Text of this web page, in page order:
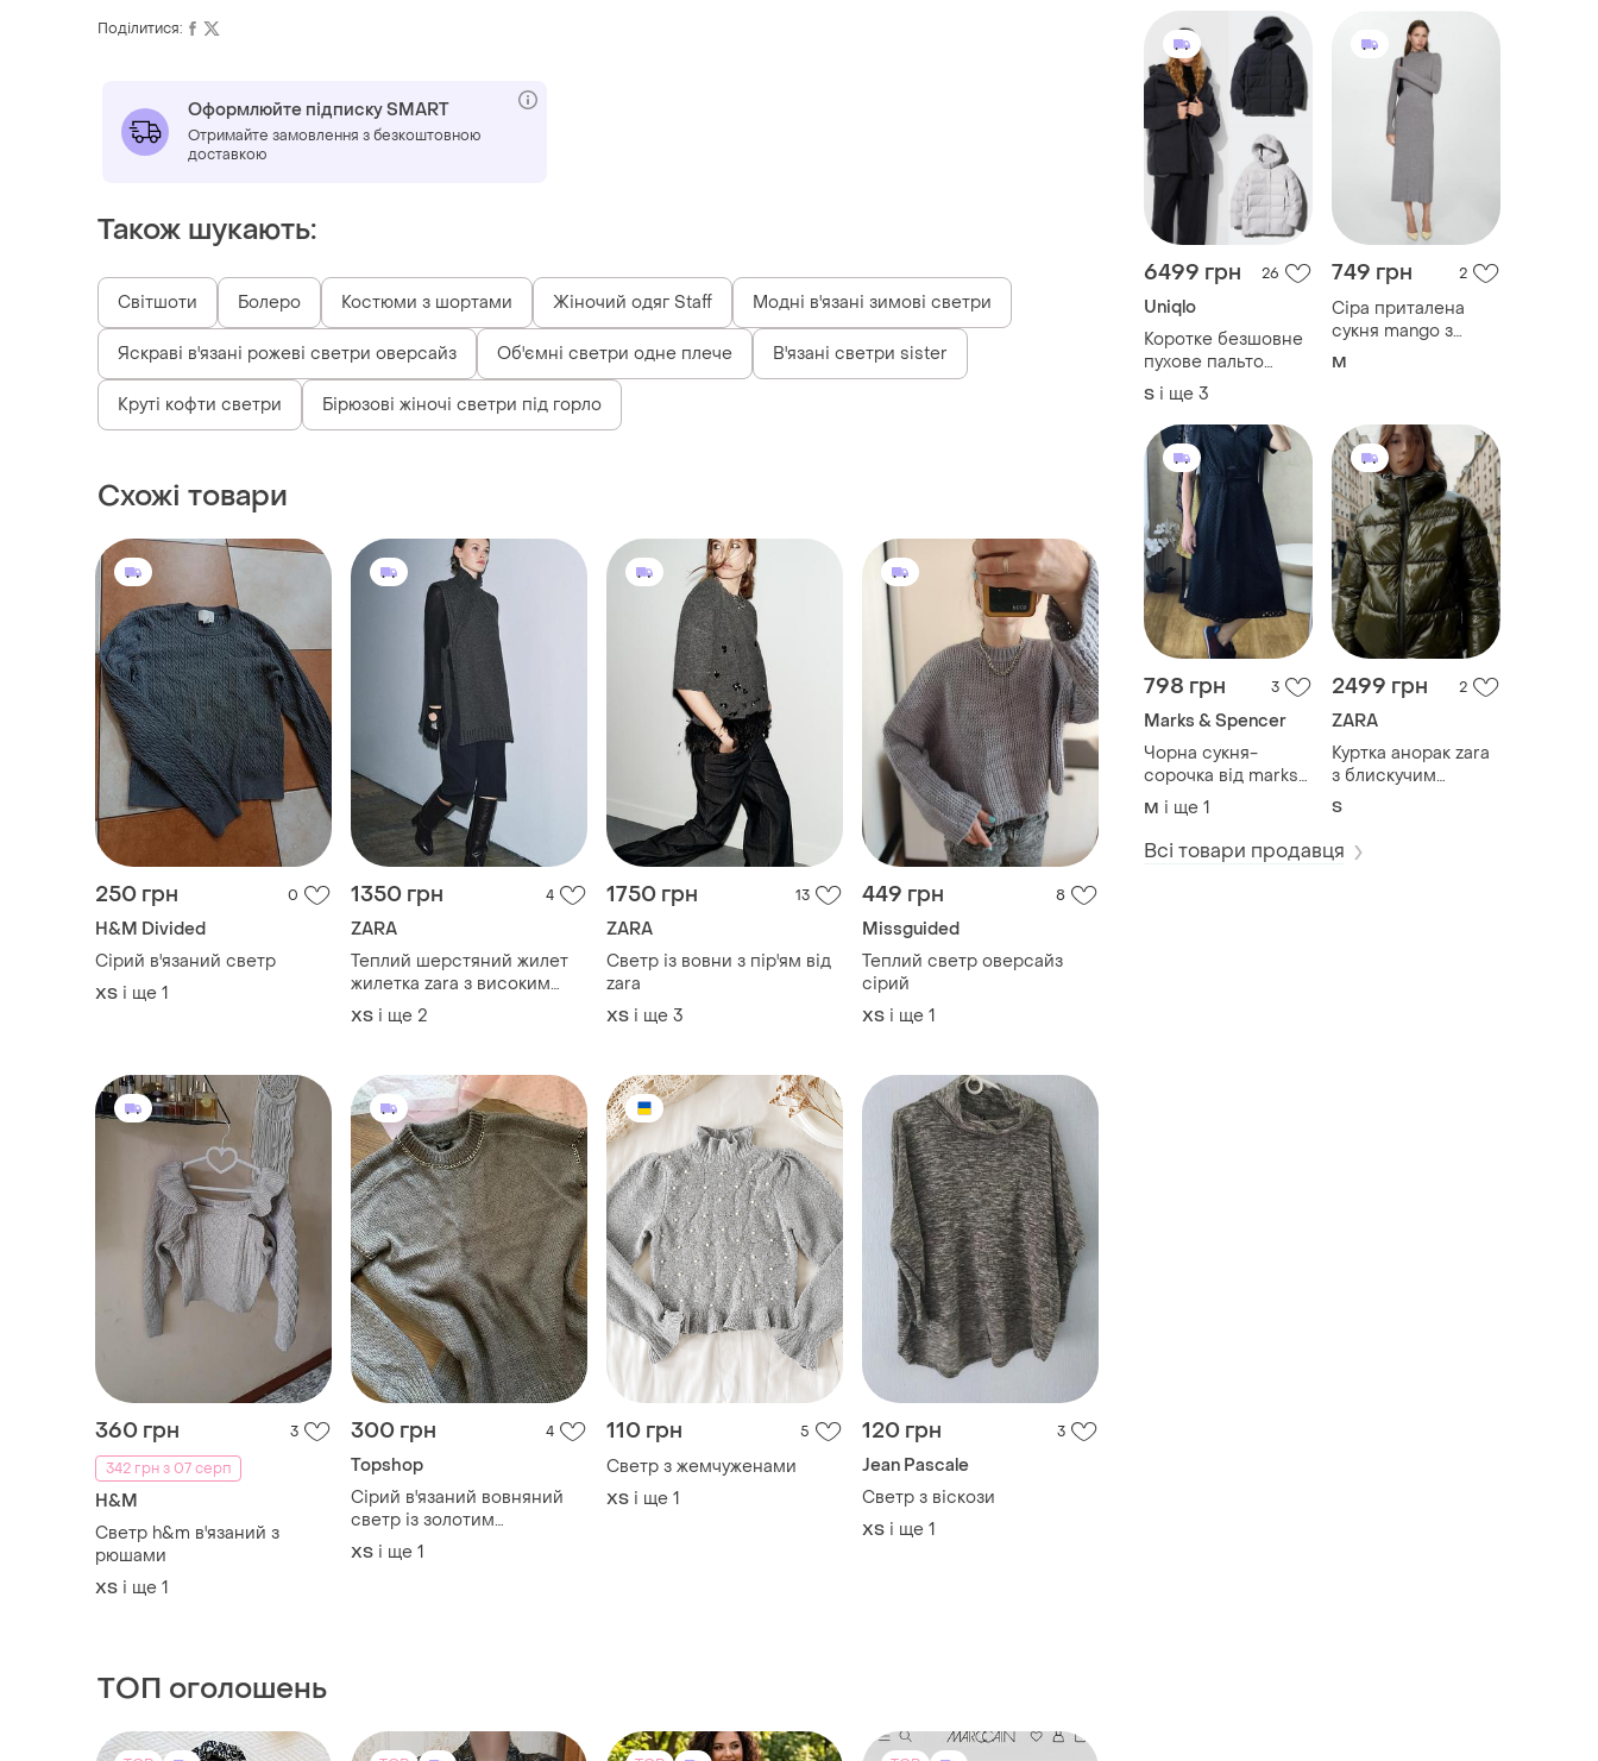
6499 грн 26
Uniqlo
Коротке безшовне
пухове пальто
uniqlo 469897
S і ще 3
749 грн 2
Сіра приталена
сукня mangо з
довгим рукавом та
M
798 грн 3
Marks & Spencer
Чорна сукня-
сорочка від marks
& spencer
виконана з
бавовняної тканини
з вишивкою
M і ще 1
2499 грн 2
ZARA
Куртка анорак zara
з блискучим
ефектом
S
Всі товари продавця
Поділитися:
Оформлюйте підписку SMART
Отримайте замовлення з безкоштовною
доставкою
Також шукають:
Світшоти Болеро Костюми з шортами Жіночий одяг Staff Модні в'язані зимові светри
Яскраві в'язані рожеві светри оверсайз Об'ємні светри одне плече В'язані светри sister
Круті кофти светри Бірюзові жіночі светри під горло
Схожі товари
250 грн 0
H&M Divided
Сірий в'язаний светр
ХS і ще 1
1350 грн 4
ZARA
Теплий шерстяний жилет
жилетка zara з високим
коміром.
ХS і ще 2
1750 грн 13
ZARA
Светр із вовни з пір'ям від
zara
ХS і ще 3
449 грн 8
Missguided
Теплий светр оверсайз
сірий
ХS і ще 1
360 грн
3
342 грн з 07 серп
H&M
Светр h&m в'язаний з
рюшами
ХS і ще 1
300 грн 4
Topshop
Сірий в'язаний вовняний
светр із золотим
ланцюжком вовна
ХS і ще 1
110 грн 5
Светр з жемчуженами
ХS і ще 1
120 грн 3
Jean Pascale
Светр з віскози
ХS і ще 1
ТОП оголошень